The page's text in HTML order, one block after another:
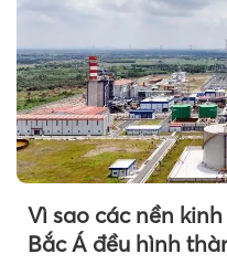
Vì sao các nền
Bắc Á đều hình